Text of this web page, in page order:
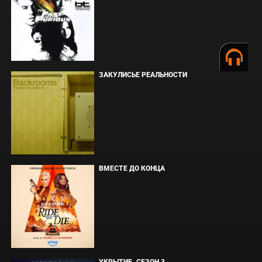
ЗАКУЛИСЬЕ РЕАЛЬНОСТИ
ВМЕСТЕ ДО КОНЦА